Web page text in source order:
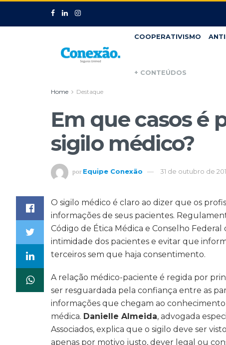
COOPERATIVISMO
+ CONTEÚDOS
Home Destaque
Em que casos é
sigilo médico?
por Equipe Conexão 31 de outubro de
O sigilo médico é claro ao dizer que os
informações de seus pacientes.
Código de Ética Médica e Conselho
intimidade dos pacientes e evitar que
terceiros sem que haja consentimento.
A relação médico-paciente é regida por
ser resguardada pela confiança entre as
informações que chegam ao
médica. Danielle Almeida, advogada
Associados, explica que o sigilo deve ser
apenas por motivo justo, dever legal ou